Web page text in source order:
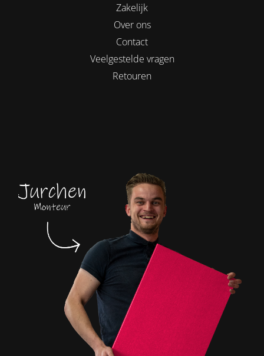
Zakelijk
Over ons
Contact
Veelgestelde vragen
Retouren